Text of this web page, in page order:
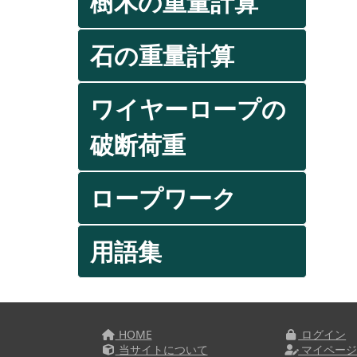
石の重量計算
ワイヤーロープの
破断荷重
ロープワーク
用語集
HOME
当サイトについて
ログイン
マイページ